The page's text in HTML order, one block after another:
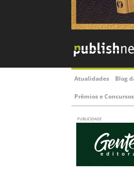
Atualidades Blog
Prêmios e Concursos
PUBLICIDADE